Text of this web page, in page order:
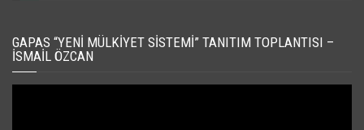
GAPAS “YENI MÜLKIYET SISTEMI” TANITIM TOPLANTISI –
İSMAIL ÖZCAN